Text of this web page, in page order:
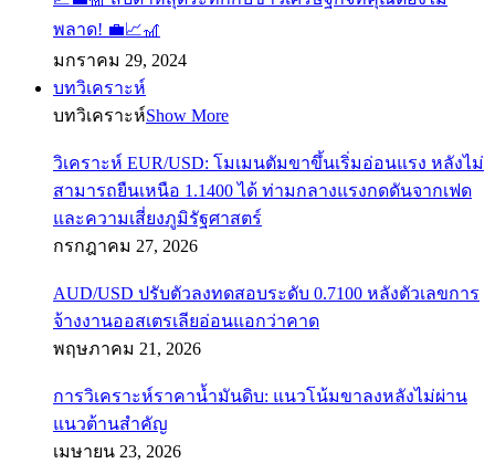
พลาด! 💼📈🎢
มกราคม 29, 2024
บทวิเคราะห์
บทวิเคราะห์Show More
วิเคราะห์ EUR/USD: โมเมนตัมขาขึ้นเริ่มอ่อนแรง หลังไม่
สามารถยืนเหนือ 1.1400 ได้ ท่ามกลางแรงกดดันจากเฟด
และความเสี่ยงภูมิรัฐศาสตร์
กรกฎาคม 27, 2026
AUD/USD ปรับตัวลงทดสอบระดับ 0.7100 หลังตัวเลขการ
จ้างงานออสเตรเลียอ่อนแอกว่าคาด
พฤษภาคม 21, 2026
การวิเคราะห์ราคาน้ำมันดิบ: แนวโน้มขาลงหลังไม่ผ่าน
แนวต้านสำคัญ
เมษายน 23, 2026